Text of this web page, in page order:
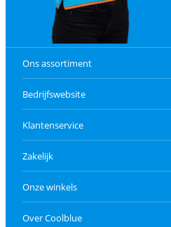
Ons assortiment
Bedrijfswebsite
Klantenservice
Zakelijk
Onze winkels
Over Coolblue